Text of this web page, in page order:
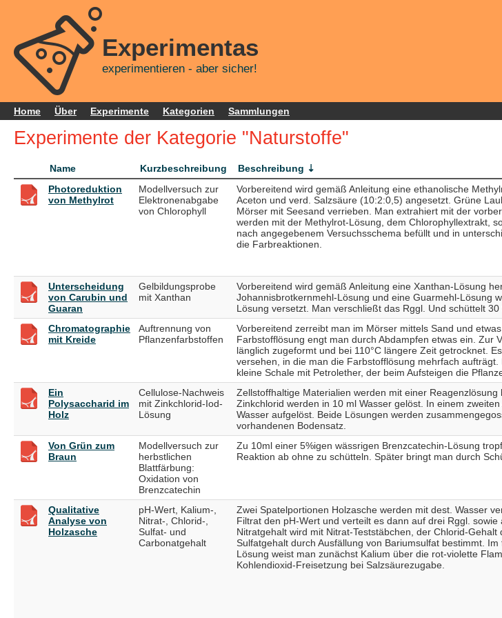
Experimentas
experimentieren - aber sicher!
Home Über Experimente Kategorien Sammlungen
Experimente der Kategorie "Naturstoffe"
Name Kurzbeschreibung Beschreibung
Photoreduktion
von Methylrot
Modellversuch zur
Elektronenabgabe
von Chlorophyll
Vorbereitend wird gemäß Anleitung eine ethanolische
Aceton und verd. Salzsäure (10:2:0,5) angesetzt. Grüne
Mörser mit Seesand verrieben. Man extrahiert mit der
werden mit der Methylrot-Lösung, dem Chlorophyllextrakt,
nach angegebenem Versuchsschema befüllt und in
die Farbreaktionen.
Unterscheidung
von Carubin und
Guaran
Gelbildungsprobe
mit Xanthan
Vorbereitend wird gemäß Anleitung eine Xanthan-Lösung
Johannisbrotkernmehl-Lösung und eine Guarmehl-Lösung
Lösung versetzt. Man verschließt das Rggl. Und schüttelt 30
Chromatographie
mit Kreide
Auftrennung von
Pflanzenfarbstoffen
Vorbereitend zerreibt man im Mörser mittels Sand und
Farbstofflösung engt man durch Abdampfen etwas ein. Zur
länglich zugeformt und bei 110°C längere Zeit getrocknet.
versehen, in die man die Farbstofflösung mehrfach
kleine Schale mit Petrolether, der beim Aufsteigen die
Ein
Polysaccharid im
Holz
Cellulose-Nachweis
mit Zinkchlorid-Iod-
Lösung
Zellstoffhaltige Materialien werden mit einer
Zinkchlorid werden in 10 ml Wasser gelöst. In einem
Wasser aufgelöst. Beide Lösungen werden
vorhandenen Bodensatz.
Von Grün zum
Braun
Modellversuch zur
herbstlichen
Blattfärbung:
Oxidation von
Brenzcatechin
Zu 10ml einer 5%igen wässrigen Brenzcatechin-Lösung
Reaktion ab ohne zu schütteln. Später bringt man durch
Qualitative
Analyse von
Holzasche
pH-Wert, Kalium-,
Nitrat-, Chlorid-,
Sulfat- und
Carbonatgehalt
Zwei Spatelportionen Holzasche werden mit dest. Wasser
Filtrat den pH-Wert und verteilt es dann auf drei Rggl.
Nitratgehalt wird mit Nitrat-Teststäbchen, der Chlorid-
Sulfatgehalt durch Ausfällung von Bariumsulfat bestimmt.
Lösung weist man zunächst Kalium über die rot-violette
Kohlendioxid-Freisetzung bei Salzsäurezugabe.